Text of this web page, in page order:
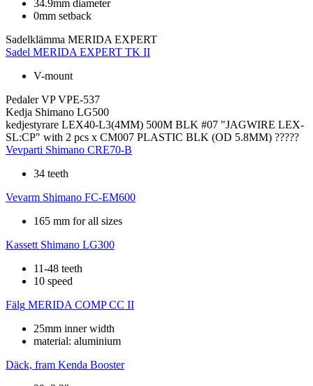
34.9mm diameter
0mm setback
Sadelklämma MERIDA EXPERT
Sadel MERIDA EXPERT TK II
V-mount
Pedaler VP VPE-537
Kedja Shimano LG500
kedjestyrare LEX40-L3(4MM) 500M BLK #07 "JAGWIRE LEX-
SL:CP" with 2 pcs x CM007 PLASTIC BLK (OD 5.8MM) ?????
Vevparti Shimano CRE70-B
34 teeth
Vevarm Shimano FC-EM600
165 mm for all sizes
Kassett Shimano LG300
11-48 teeth
10 speed
Fälg MERIDA COMP CC II
25mm inner width
material: aluminium
Däck, fram Kenda Booster